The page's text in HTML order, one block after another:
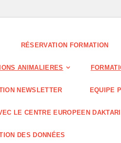
RÉSERVATION FORMATION
ANIMALIERES
NEWSLETTER EQUIPE
LE CENTRE EUROPEEN
DES DONNÉES